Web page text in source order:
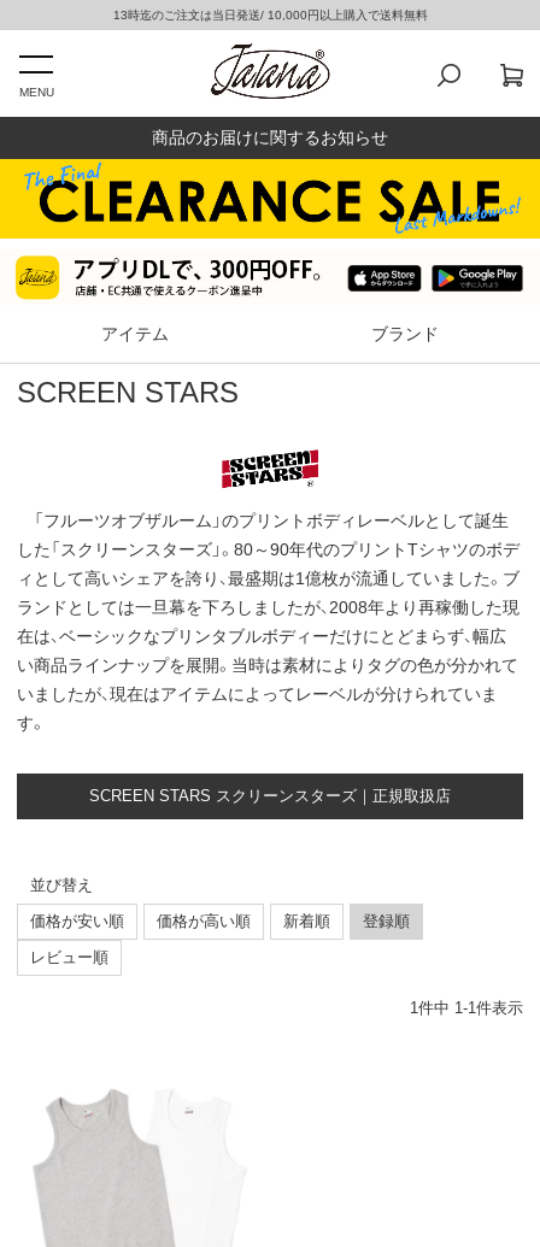
13時迄のご注文は当日発送/ 10,000円以上購入で送料無料
MENU
商品のお届けに関するお知らせ
アイテム ブランド
SCREEN STARS
「フルーツオブザルーム」のプリントボディレーベルとして誕生
した「スクリーンスターズ」。80～90年代のプリントTシャツのボデ
ィとして高いシェアを誇り、最盛期は1億枚が流通していました。ブ
ランドとしては一旦幕を下ろしましたが、2008年より再稼働した現
在は、ベーシックなプリンタブルボディーだけにとどまらず、幅広
い商品ラインナップを展開。当時は素材によりタグの色が分かれて
いましたが、現在はアイテムによってレーベルが分けられていま
す。
SCREEN STARS スクリーンスターズ｜正規取扱店
並び替え
価格が安い順
価格が高い順 新着順
登録順
レビュー順
1件中 1-1件表示